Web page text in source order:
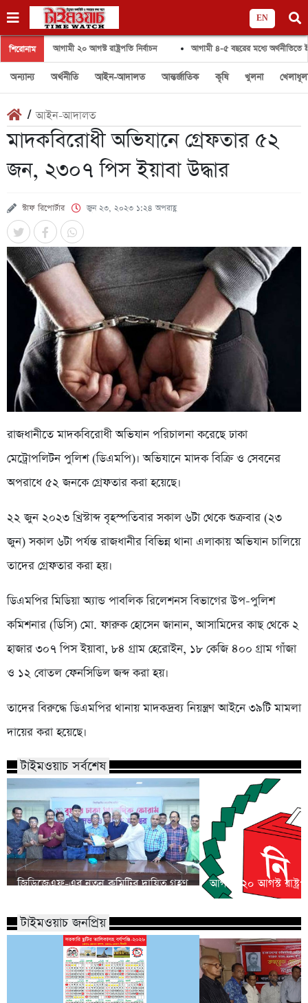
EN
শিরোনামআগামী ২০ আগস্ট রাষ্ট্রপতি নির্বাচন আগামী ৪-৫ বছরের মধ্যে অর্থনীতিতে ইতিবাচক
অন্যান্য অর্থনীতি আইন-আদালত আন্তর্জাতিক কৃষি খুলনা
/আইন-আদালত
মাদকবিরোধী অভিযানে গ্রেফতার ৫২
জন, ২৩০৭ পিস ইয়াবা উদ্ধার
স্টাফ রিপোর্টার জুন ২৩, ২০২৩ ১:২৪ অপরাহ্ণ
রাজধানীতে মাদকবিরোধী অভিযান পরিচালনা করেছে ঢাকা
মেট্রোপলিটন পুলিশ (ডিএমপি)। অভিযানে মাদক বিক্রি ও সেবনের
অপরাধে ৫২ জনকে গ্রেফতার করা হয়েছে।
২২ জুন ২০২৩ খ্রিস্টাব্দ বৃহস্পতিবার সকাল ৬টা থেকে শুক্রবার (২৩
জুন) সকাল ৬টা পর্যন্ত রাজধানীর বিভিন্ন থানা এলাকায় অভিযান চালিয়ে
তাদের গ্রেফতার করা হয়।
ডিএমপির মিডিয়া অ্যান্ড পাবলিক রিলেশনস বিভাগের উপ-পুলিশ
কমিশনার (ডিসি) মো. ফারুক হোসেন জানান, আসামিদের কাছ থেকে ২
হাজার ৩০৭ পিস ইয়াবা, ৮৪ গ্রাম হেরোইন, ১৮ কেজি ৪০০ গ্রাম গাঁজা
ও ১২ বোতল ফেনসিডিল জব্দ করা হয়।
তাদের বিরুদ্ধে ডিএমপির থানায় মাদকদ্রব্য নিয়ন্ত্রণ আইনে ৩৯টি মামলা
দায়ের করা হয়েছে।
টাইমওয়াচ সর্বশেষ
জিডিজেএফ-এর নতুন কমিটির দায়িত্ব গ্রহণ আগামী ২০ আগস্ট
টাইমওয়াচ জনপ্রিয়